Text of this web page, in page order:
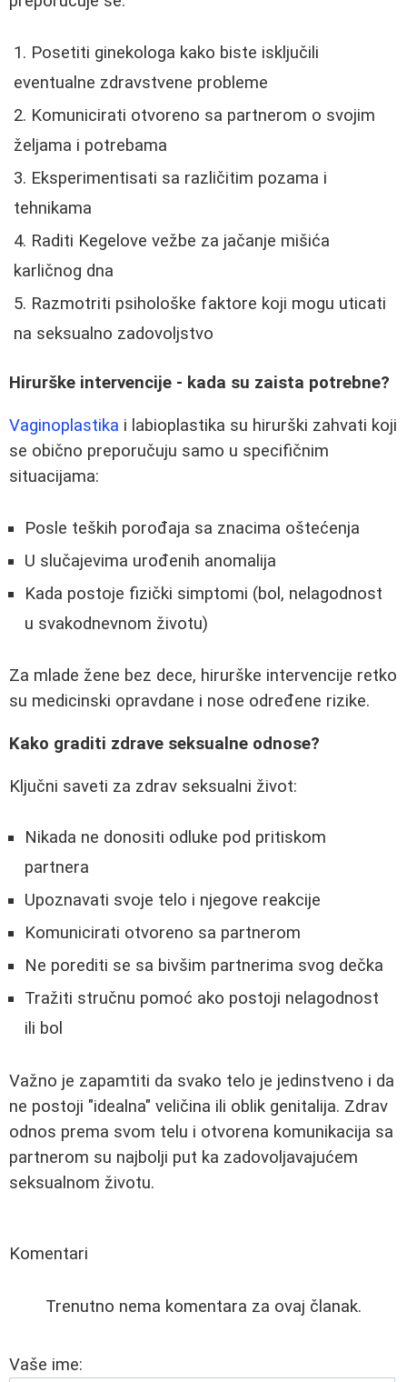
Posetiti ginekologa kako biste isključili
eventualne zdravstvene probleme
Komunicirati otvoreno sa partnerom o svojim
željama i potrebama
Eksperimentisati sa različitim pozama i
tehnikama
Raditi Kegelove vežbe za jačanje mišića
karličnog dna
Razmotriti psihološke faktore koji mogu uticati
na seksualno zadovoljstvo
Hirurške intervencije - kada su zaista potrebne?
Vaginoplastika i labioplastika su hirurški zahvati koji
se obično preporučuju samo u specifičnim
situacijama:
Posle teških porođaja sa znacima oštećenja
U slučajevima urođenih anomalija
Kada postoje fizički simptomi (bol, nelagodnost
u svakodnevnom životu)
Za mlade žene bez dece, hirurške intervencije retko
su medicinski opravdane i nose određene rizike.
Kako graditi zdrave seksualne odnose?
Ključni saveti za zdrav seksualni život:
Nikada ne donositi odluke pod pritiskom
partnera
Upoznavati svoje telo i njegove reakcije
Komunicirati otvoreno sa partnerom
Ne porediti se sa bivšim partnerima svog dečka
Tražiti stručnu pomoć ako postoji nelagodnost
ili bol
Važno je zapamtiti da svako telo je jedinstveno i da
ne postoji "idealna" veličina ili oblik genitalija. Zdrav
odnos prema svom telu i otvorena komunikacija sa
partnerom su najbolji put ka zadovoljavajućem
seksualnom životu.
Komentari
Trenutno nema komentara za ovaj članak.
Vaše ime: